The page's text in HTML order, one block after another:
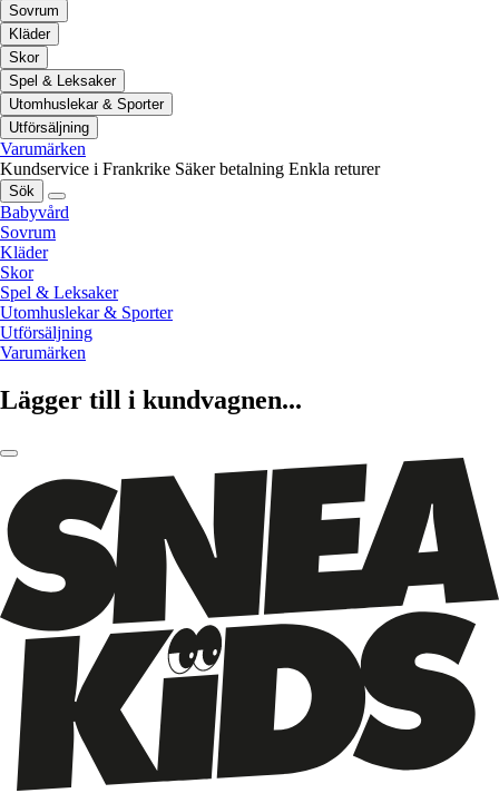
Sovrum
Kläder
Skor
Spel & Leksaker
Utomhuslekar & Sporter
Utförsäljning
Varumärken
Kundservice i Frankrike Säker betalning Enkla returer
Sök
Babyvård
Sovrum
Kläder
Skor
Spel & Leksaker
Utomhuslekar & Sporter
Utförsäljning
Varumärken
Lägger till i kundvagnen...